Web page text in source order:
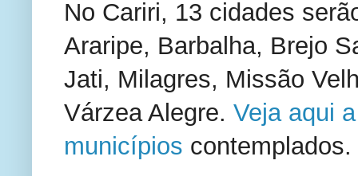
No Cariri, 13 cidades
Araripe, Barbalha, Brejo
Jati, Milagres, Missão
Várzea Alegre. Veja aqui
municípios contemplados.